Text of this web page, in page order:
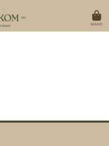
MAND